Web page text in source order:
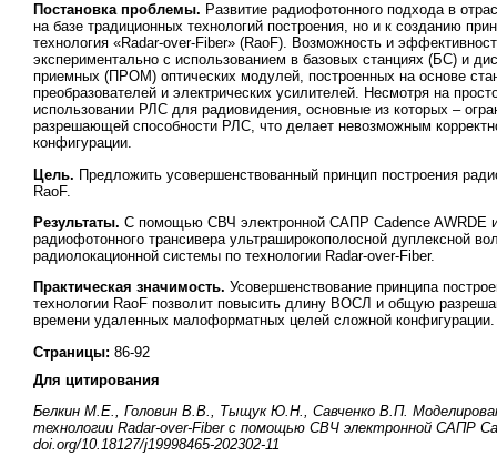
Постановка проблемы. Развитие радиофотонного подхода в
на базе традиционных технологий построения, но и к созданию
технология «Radar-over-Fiber» (RaoF). Возможность и
экспериментально с использованием в базовых станциях (БС) и
приемных (ПРОМ) оптических модулей, построенных на основе
преобразователей и электрических усилителей. Несмотря на
использовании РЛС для радиовидения, основные из которых –
разрешающей способности РЛС, что делает невозможным
конфигурации.
Цель. Предложить усовершенствованный принцип построения
RaoF.
Результаты. С помощью СВЧ электронной САПР Cadence AWRDE
радиофотонного трансивера ультраширокополосной дуплексной
радиолокационной системы по технологии Radar-over-Fiber.
Практическая значимость. Усовершенствование принципа
технологии RaoF позволит повысить длину ВОСЛ и общую
времени удаленных малоформатных целей сложной конфигурации.
Страницы: 86-92
Для цитирования
Белкин М.Е., Головин В.В., Тыщук Ю.Н., Савченко В.П.
технологии Radar-over-Fiber с помощью СВЧ электронной САПР
doi.org/10.18127/j19998465-202302-11